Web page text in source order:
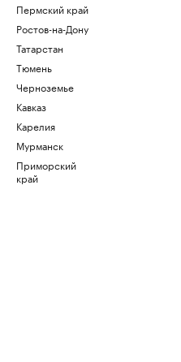
Пермский край
Ростов-на-Дону
Татарстан
Тюмень
Черноземье
Кавказ
Карелия
Мурманск
Приморский
край